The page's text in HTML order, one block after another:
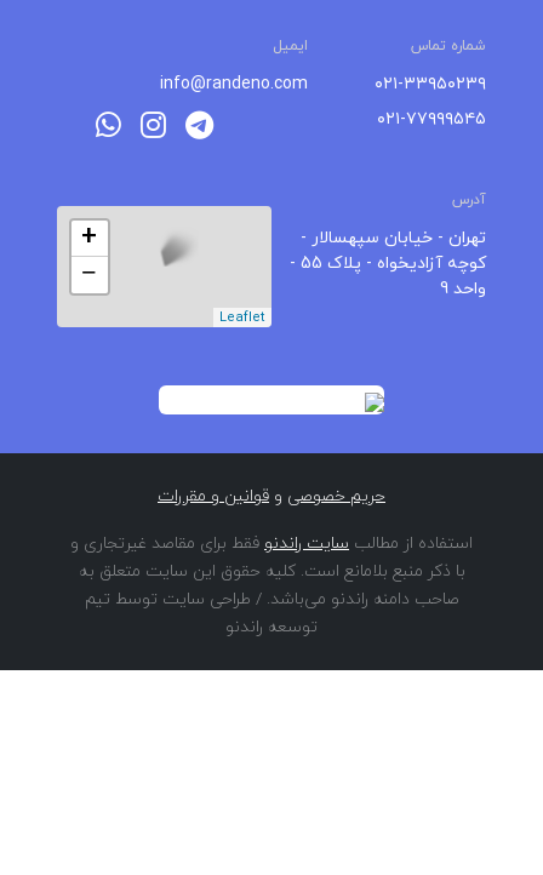
شماره تماس ایمیل
۰۲۱-۳۳۹۵۰۲۳۹
۰۲۱-۷۷۹۹۹۵۴۵
info@randeno.com
آدرس
تهران - خیابان سپهسالار -
کوچه آزادیخواه - پلاک 55 -
واحد 9
+
−
Leaflet
حریم خصوصی و قوانین و مقررات
استفاده از مطالب سایت راندنو فقط برای مقاصد غیرتجاری و
با ذکر منبع بلامانع است. کلیه حقوق این سایت متعلق به
صاحب دامنه راندنو می‌باشد. / طراحی سایت توسط تیم
توسعه راندنو